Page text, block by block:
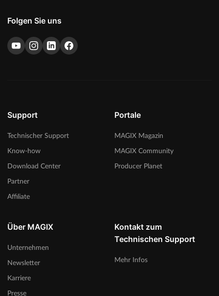
Folgen Sie uns
Support
Technischer Support
Know-how
Download Center
Partner
Affiliate
Portale
MAGIX Magazin
MAGIX Community
Producer Planet
Über MAGIX
Unternehmen
Newsletter
Karriere
Presse
Kontakt zum
Technischen Support
Mehr Infos